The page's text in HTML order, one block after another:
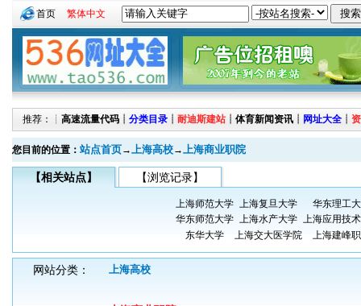
首页 繁体中文
推荐：┊ 高速流量代码 ┊ 分类目录 ┊ 耐迪斯建站 ┊ 体育新闻资讯 ┊ 网址大全 ┊
您目前的位置： 站点首页→上海高校→上海商业职院
【相关站点】 【浏览记录】
上海师范大学 上海复旦大学
华东理工
华东师范大学 上海水产大学 上海应用技
东华大学
上海交大医学院 上海建峰
网站分类： 上海高校